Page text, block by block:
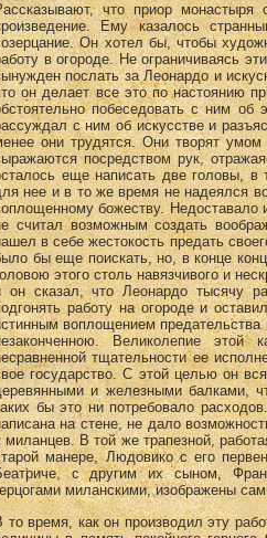
что приор монастыря
Ему казалось
Он хотел бы, чтобы
в огороде. Не ограничиваясь
послать за Леонардо и
он делает все это по настоянию
побеседовать с ним
с ним об искусстве и
они трудятся. Они творят
посредством рук,
еще написать две головы,
нее и в то же время не надеялся
божеству. Недоставало
считал возможным создать
в себе жестокость предать
бы еще поискать, но, в конце
этого столь навязчивого и
он сказал, что Леонардо тысячу
работу на огороде и
воплощением предательства
Великолепие
тщательности ее
государство. С этой целью он
и железными балками,
бы это ни потребовало
на стене, не дало
миланцев. В той же трапезной,
манере, Людовико с его
с другим их сыном,
миланскими, изображены
то время, как он производил эту